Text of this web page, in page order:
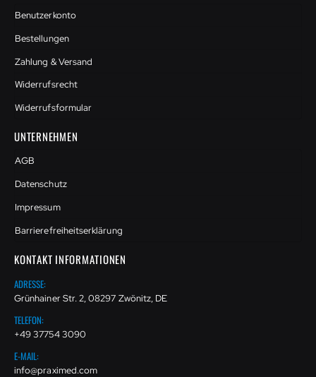
Benutzerkonto
Bestellungen
Zahlung & Versand
Widerrufsrecht
Widerrufsformular
UNTERNEHMEN
AGB
Datenschutz
Impressum
Barrierefreiheitserklärung
KONTAKT INFORMATIONEN
ADRESSE:
Grünhainer Str. 2, 08297 Zwönitz, DE
TELEFON:
+49 37754 3090
E-MAIL:
info@praximed.com